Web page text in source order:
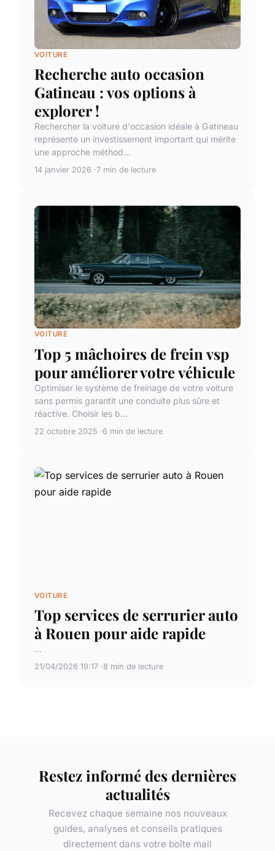
VOITURE
Recherche auto occasion
Gatineau : vos options à
explorer !
Rechercher la voiture d'occasion idéale à Gatineau
représente un investissement important qui mérite
une approche méthod...
14 janvier 2026 7 min de lecture
VOITURE
Top 5 mâchoires de frein vsp
pour améliorer votre véhicule
Optimiser le système de freinage de votre voiture
sans permis garantit une conduite plus sûre et
réactive. Choisir les b...
22 octobre 2025 6 min de lecture
VOITURE
Top services de serrurier auto
à Rouen pour aide rapide
...
21/04/2026 19:17 8 min de lecture
Restez informé des dernières
actualités
Recevez chaque semaine nos nouveaux
guides, analyses et conseils pratiques
directement dans votre boîte mail